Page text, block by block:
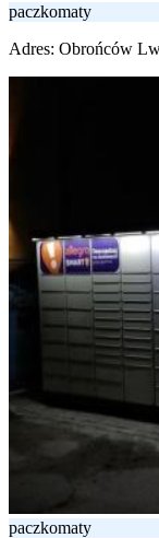
paczkomaty
Adres: Obrońców
paczkomaty